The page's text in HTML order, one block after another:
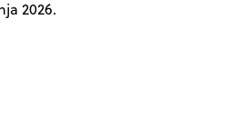
2026.